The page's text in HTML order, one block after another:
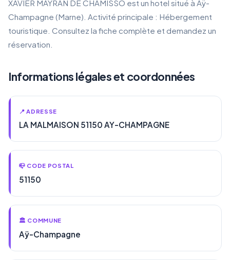
XAVIER MAYRAN DE CHAMISSO est un hotel situé à Aÿ-
Champagne (Marne). Activité principale : Hébergement
touristique. Consultez la fiche complète et demandez un
réservation.
Informations légales et coordonnées
📍 ADRESSE
LA MALMAISON 51150 AY-CHAMPAGNE
📪 CODE POSTAL
51150
🏛️ COMMUNE
Aÿ-Champagne